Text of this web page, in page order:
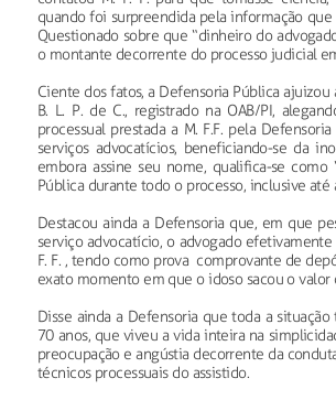
quando foi surpreendida pela informação
Questionado sobre que “dinheiro do
o montante decorrente do processo judicial
Ciente dos fatos, a Defensoria Pública
B. L. P. de C., registrado na OAB/PI,
processual prestada a M. F.F. pela
serviços advocatícios, beneficiando-se da
embora assine seu nome, qualifica-se
Pública durante todo o processo, inclusive
Destacou ainda a Defensoria que, em que
serviço advocatício, o advogado
F. F. , tendo como prova comprovante de
exato momento em que o idoso sacou o valor
Disse ainda a Defensoria que toda a
70 anos, que viveu a vida inteira na
preocupação e angústia decorrente da
técnicos processuais do assistido.